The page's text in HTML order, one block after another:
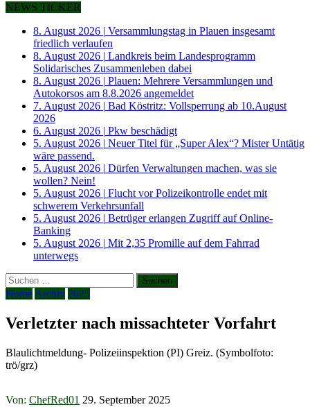
NEWS TICKER
8. August 2026 | Versammlungstag in Plauen insgesamt
friedlich verlaufen
8. August 2026 | Landkreis beim Landesprogramm
Solidarisches Zusammenleben dabei
8. August 2026 | Plauen: Mehrere Versammlungen und
Autokorsos am 8.8.2026 angemeldet
7. August 2026 | Bad Köstritz: Vollsperrung ab 10.August
2026
6. August 2026 | Pkw beschädigt
5. August 2026 | Neuer Titel für „Super Alex“? Mister Untätig
wäre passend.
5. August 2026 | Dürfen Verwaltungen machen, was sie
wollen? Nein!
5. August 2026 | Flucht vor Polizeikontrolle endet mit
schwerem Verkehrsunfall
5. August 2026 | Betrüger erlangen Zugriff auf Online-
Banking
5. August 2026 | Mit 2,35 Promille auf dem Fahrrad
unterwegs
Suchen
nach:
Home Archiv 2025
Verletzter nach missachteter Vorfahrt
Blaulichtmeldung- Polizeiinspektion (PI) Greiz. (Symbolfoto:
trö/grz)
Von: ChefRed01 29. September 2025